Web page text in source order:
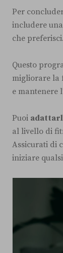
Per
includere
che preferisci.
Questo
migliorare la
e mantenere
Puoi
al livello di
Assicurati di
iniziare